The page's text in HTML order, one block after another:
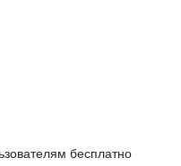
бесплатно